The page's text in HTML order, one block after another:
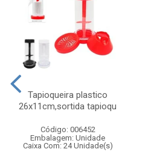
Tapioqueira plastico
26x11cm,sortida tapioqu
Código: 006452
Embalagem: Unidade
Caixa Com: 24 Unidade(s)